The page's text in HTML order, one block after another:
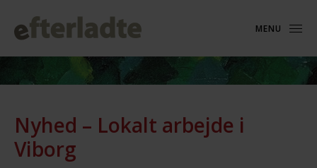
MENU
Nyhed – Lokalt arbejde i
Viborg